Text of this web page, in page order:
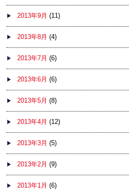
2013年9月 (11)
2013年8月 (4)
2013年7月 (6)
2013年6月 (6)
2013年5月 (8)
2013年4月 (12)
2013年3月 (5)
2013年2月 (9)
2013年1月 (6)